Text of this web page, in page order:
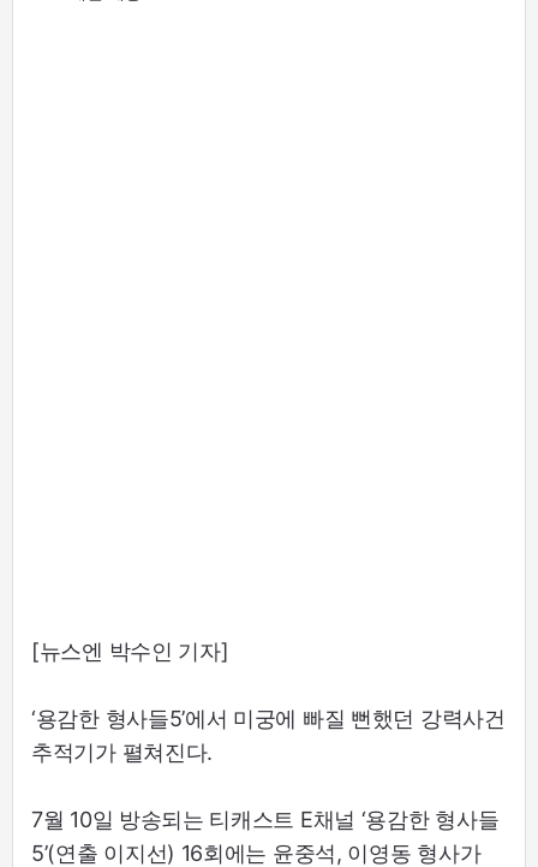
[뉴스엔 박수인 기자]
‘용감한 형사들5’에서 미궁에 빠질 뻔했던 강력사건
추적기가 펼쳐진다.
7월 10일 방송되는 티캐스트 E채널 ‘용감한 형사들
5’(연출 이지선) 16회에는 윤중석, 이영동 형사가